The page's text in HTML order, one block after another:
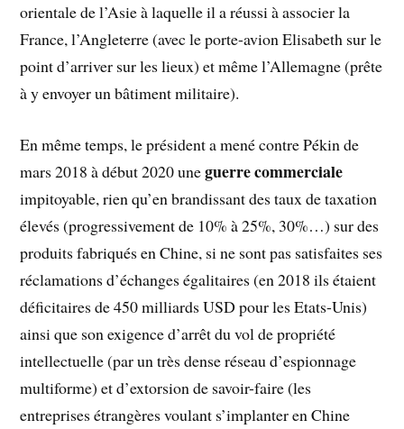
orientale de l’Asie à laquelle il a réussi à associer la
France, l’Angleterre (avec le porte-avion Elisabeth sur le
point d’arriver sur les lieux) et même l’Allemagne (prête
à y envoyer un bâtiment militaire).
En même temps, le président a mené contre Pékin de
mars 2018 à début 2020 uneguerre commerciale
impitoyable, rien qu’en brandissant des taux de taxation
élevés (progressivement de 10% à 25%, 30%…) sur des
produits fabriqués en Chine, si ne sont pas satisfaites ses
réclamations d’échanges égalitaires (en 2018 ils étaient
déficitaires de 450 milliards USD pour les Etats-Unis)
ainsi que son exigence d’arrêt du vol de propriété
intellectuelle (par un très dense réseau d’espionnage
multiforme) et d’extorsion de savoir-faire (les
entreprises étrangères voulant s’implanter en Chine